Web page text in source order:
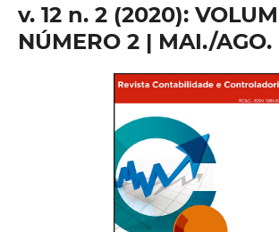
v. 12 n. 2 (2020):
NÚMERO 2 | MAI./